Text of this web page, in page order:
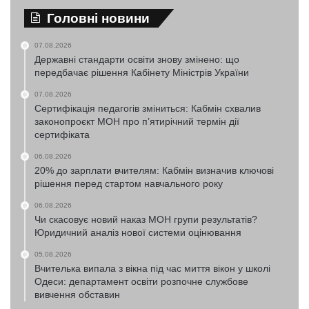
Головні новини
07.08.2026
Державні стандарти освіти знову змінено: що
передбачає рішення Кабінету Міністрів України
07.08.2026
Сертифікація педагогів зміниться: Кабмін схвалив
законопроєкт МОН про п’ятирічний термін дії
сертифіката
06.08.2026
20% до зарплати вчителям: Кабмін визначив ключові
рішення перед стартом навчального року
06.08.2026
Чи скасовує новий наказ МОН групи результатів?
Юридичний аналіз нової системи оцінювання
05.08.2026
Вчителька випала з вікна під час миття вікон у школі
Одеси: департамент освіти розпочне службове
вивчення обставин